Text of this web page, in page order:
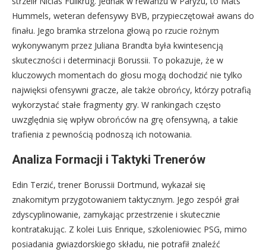
Hummels, weteran defensywy BVB, przypieczętował awans do
finału. Jego bramka strzelona głową po rzucie rożnym
wykonywanym przez Juliana Brandta była kwintesencją
skuteczności i determinacji Borussii. To pokazuje, że w
kluczowych momentach do głosu mogą dochodzić nie tylko
najwięksi ofensywni gracze, ale także obrońcy, którzy potrafią
wykorzystać stałe fragmenty gry. W rankingach często
uwzględnia się wpływ obrońców na grę ofensywną, a takie
trafienia z pewnością podnoszą ich notowania.
Analiza Formacji i Taktyki Trenerów
Edin Terzić, trener Borussii Dortmund, wykazał się
znakomitym przygotowaniem taktycznym. Jego zespół grał
zdyscyplinowanie, zamykając przestrzenie i skutecznie
kontratakując. Z kolei Luis Enrique, szkoleniowiec PSG, mimo
posiadania gwiazdorskiego składu, nie potrafił znaleźć